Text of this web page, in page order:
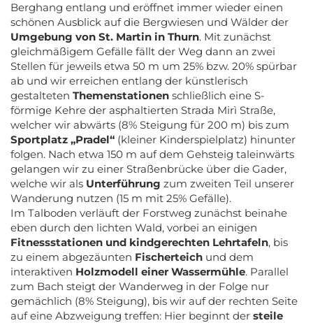
Berghang entlang und eröffnet immer wieder einen
schönen Ausblick auf die Bergwiesen und Wälder der
Umgebung von St. Martin in Thurn. Mit zunächst
gleichmäßigem Gefälle fällt der Weg dann an zwei
Stellen für jeweils etwa 50 m um 25% bzw. 20% spürbar
ab und wir erreichen entlang der künstlerisch
gestalteten Themenstationen schließlich eine S-
förmige Kehre der asphaltierten Strada Mirì Straße,
welcher wir abwärts (8% Steigung für 200 m) bis zum
Sportplatz „Pradel“ (kleiner Kinderspielplatz) hinunter
folgen. Nach etwa 150 m auf dem Gehsteig taleinwärts
gelangen wir zu einer Straßenbrücke über die Gader,
welche wir als Unterführung zum zweiten Teil unserer
Wanderung nutzen (15 m mit 25% Gefälle).
Im Talboden verläuft der Forstweg zunächst beinahe
eben durch den lichten Wald, vorbei an einigen
Fitnessstationen und kindgerechten Lehrtafeln, bis
zu einem abgezäunten Fischerteich und dem
interaktiven Holzmodell einer Wassermühle. Parallel
zum Bach steigt der Wanderweg in der Folge nur
gemächlich (8% Steigung), bis wir auf der rechten Seite
auf eine Abzweigung treffen: Hier beginnt der steile